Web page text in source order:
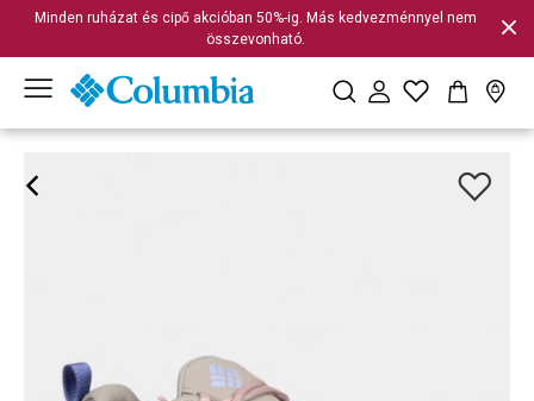
Minden ruházat és cipő akcióban 50%-ig. Más kedvezménnyel nem
összevonható.